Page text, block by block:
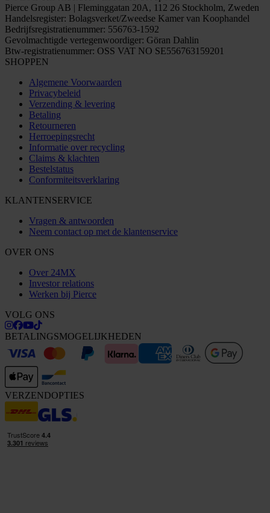
Pierce Group AB | Fleminggatan 20A, 112 26 Stockholm, Zweden
Handelsregister: Bolagsverket/Zweedse Kamer van Koophandel
Bedrijfsregistratienummer: 556763-1592
Gevolmachtigde vertegenwoordiger: Göran Dahlin
Btw-registratienummer: OSS VAT NO SE556763159201
SHOPPEN
Algemene Voorwaarden
Privacybeleid
Verzending & levering
Betaling
Retourneren
Herroepingsrecht
Informatie over recycling
Claims & klachten
Bestelstatus
Conformiteitsverklaring
KLANTENSERVICE
Vragen & antwoorden
Neem contact op met de klantenservice
OVER ONS
Over 24MX
Investor relations
Werken bij Pierce
VOLG ONS
BETALINGSMOGELIJKHEDEN
VERZENDOPTIES